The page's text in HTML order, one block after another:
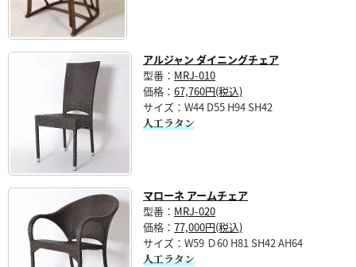
アルジャン ダイニングチェア
型番： MRJ-010
価格： 67,760円(税込)
サイズ：W44 D55 H94 SH42
人工ラタン
マローネ アームチェア
型番： MRJ-020
価格： 77,000円(税込)
サイズ：W59 Ｄ60 H81 SH42 AH64
人工ラタン